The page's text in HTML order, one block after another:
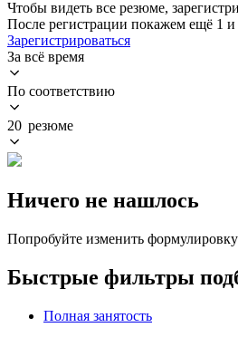
Чтобы видеть все резюме,
После регистрации покажем ещё 1
Зарегистрироваться
За всё время
По соответствию
20 резюме
Ничего не нашлось
Попробуйте изменить
Быстрые фильтры
Полная занятость